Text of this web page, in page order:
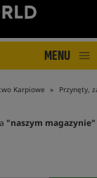
MENU
Karpiowe Przynęty,
"naszym magazynie"